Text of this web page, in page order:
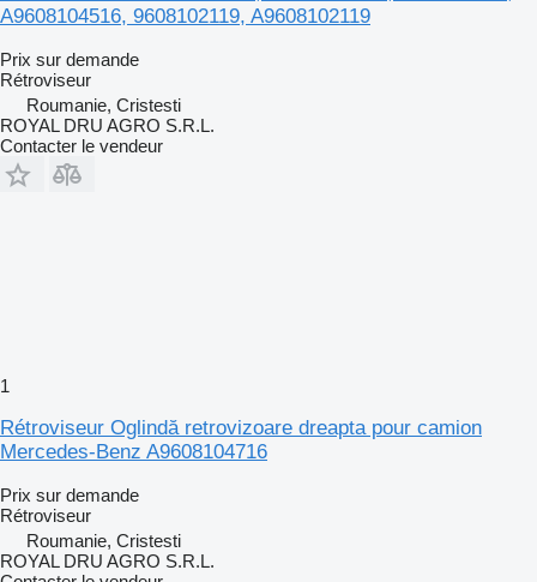
A9608104516, 9608102119, A9608102119
Prix sur demande
Rétroviseur
Roumanie, Cristesti
ROYAL DRU AGRO S.R.L.
Contacter le vendeur
1
Rétroviseur Oglindă retrovizoare dreapta pour camion
Mercedes-Benz A9608104716
Prix sur demande
Rétroviseur
Roumanie, Cristesti
ROYAL DRU AGRO S.R.L.